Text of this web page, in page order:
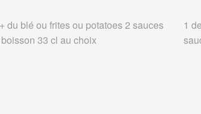
du blé ou frites ou potatoes 2 sauces
33 cl au choix
1